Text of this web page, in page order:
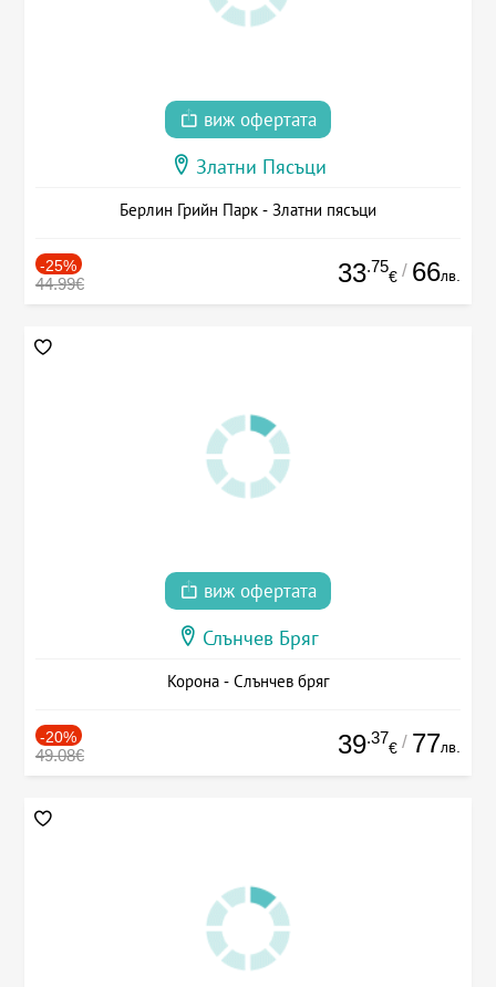
виж офертата
Златни Пясъци
Берлин Грийн Парк - Златни пясъци
-25%
44.99€ 33.75
€ / 66лв.
виж офертата
Слънчев Бряг
Корона - Слънчев бряг
-20%
49.08€ 39.37
€ / 77лв.